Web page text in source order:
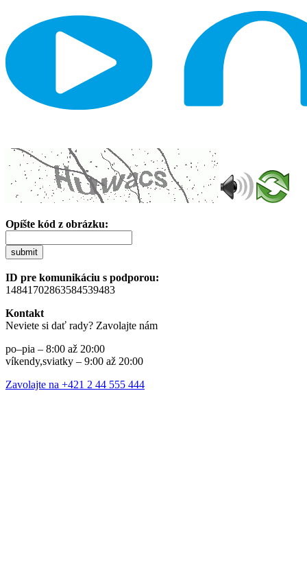
Opíšte kód z obrázku:
submit
ID pre komunikáciu s podporou:
14841702863584539483
Kontakt
Neviete si dať rady? Zavolajte nám
po–pia – 8:00 až 20:00
víkendy,sviatky – 9:00 až 20:00
Zavolajte na +421 2 44 555 444